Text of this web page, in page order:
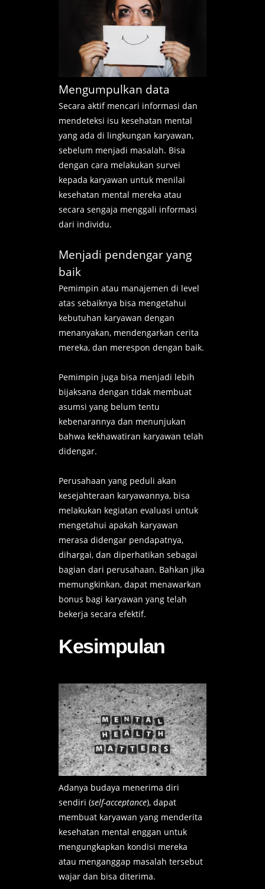
Mengumpulkan data
Secara aktif mencari informasi dan
mendeteksi isu kesehatan mental
yang ada di lingkungan karyawan,
sebelum menjadi masalah. Bisa
dengan cara melakukan survei
kepada karyawan untuk menilai
kesehatan mental mereka atau
secara sengaja menggali informasi
dari individu.
Menjadi pendengar yang
baik
Pemimpin atau manajemen di level
atas sebaiknya bisa mengetahui
kebutuhan karyawan dengan
menanyakan, mendengarkan cerita
mereka, dan merespon dengan baik.
Pemimpin juga bisa menjadi lebih
bijaksana dengan tidak membuat
asumsi yang belum tentu
kebenarannya dan menunjukan
bahwa kekhawatiran karyawan telah
didengar.
Perusahaan yang peduli akan
kesejahteraan karyawannya, bisa
melakukan kegiatan evaluasi untuk
mengetahui apakah karyawan
merasa didengar pendapatnya,
dihargai, dan diperhatikan sebagai
bagian dari perusahaan. Bahkan jika
memungkinkan, dapat menawarkan
bonus bagi karyawan yang telah
bekerja secara efektif.
Kesimpulan
Adanya budaya menerima diri
sendiri (self-acceptance), dapat
membuat karyawan yang menderita
kesehatan mental enggan untuk
mengungkapkan kondisi mereka
atau menganggap masalah tersebut
wajar dan bisa diterima.